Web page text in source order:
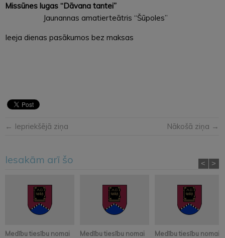
Missūnes lugas “Dāvana tantei”
Jaunannas amatierteātris “Šūpoles”
Ieeja dienas pasākumos bez maksas
← Iepriekšējā ziņa Nākošā ziņa →
Iesakām arī šo
Medību tiesību nomai
Medību tiesību nomai
Medību tiesību nomai
< >